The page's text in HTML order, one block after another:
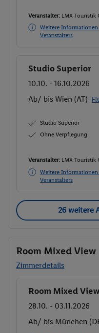
Veranstalter: LMX Touristik
Weitere Informationen
Veranstalters
Buchen
Studio Superior
10.10. - 16.10.2026
Ab/ bis Wien (AT)
Studio Superior
Ohne Verpflegung
Veranstalter: LMX Touristik
Weitere Informationen
Veranstalters
26 weitere
Room Mixed View
Zimmerdetails
Buchen
Room Mixed View
28.10. - 03.11.2026
Ab/ bis München